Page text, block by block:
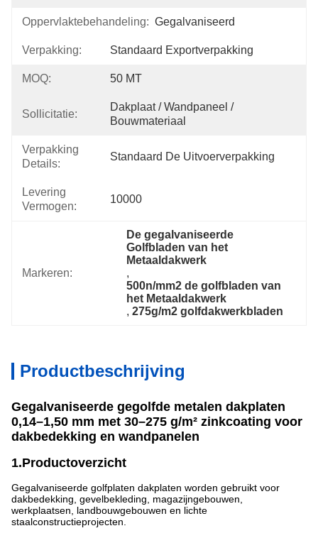
Oppervlaktebehandeling: Gegalvaniseerd
Verpakking: Standaard Exportverpakking
MOQ: 50 MT
Sollicitatie:
Dakplaat / Wandpaneel /
Bouwmateriaal
Verpakking
Details:
Standaard De Uitvoerverpakking
Levering
Vermogen:
10000
Markeren:
De gegalvaniseerde
Golfbladen van het
Metaaldakwerk
,
500n/mm2 de golfbladen van
het Metaaldakwerk
, 275g/m2 golfdakwerkbladen
Productbeschrijving
Gegalvaniseerde gegolfde metalen dakplaten
0,14–1,50 mm met 30–275 g/m² zinkcoating voor
dakbedekking en wandpanelen
1.Productoverzicht
Gegalvaniseerde golfplaten dakplaten worden gebruikt voor
dakbedekking, gevelbekleding, magazijngebouwen,
werkplaatsen, landbouwgebouwen en lichte
staalconstructieprojecten.